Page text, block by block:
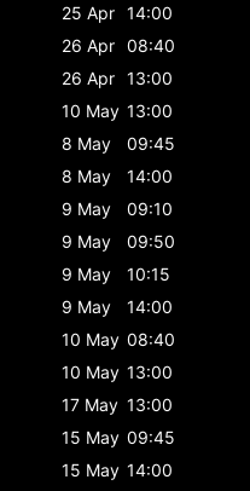
25 Apr 14:00
26 Apr 08:40
26 Apr 13:00
10 May 13:00
8 May
09:45
8 May
14:00
9 May
09:10
9 May
09:50
9 May
10:15
9 May
14:00
10 May 08:40
10 May 13:00
17 May 13:00
15 May 09:45
15 May 14:00